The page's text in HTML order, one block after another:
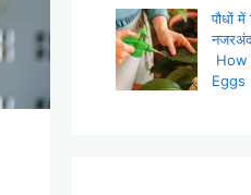
पौधों
How
Eggs